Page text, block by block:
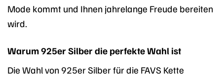
Mode kommt und Ihnen jahrelange Freude bereiten
wird.
Warum 925er Silber die perfekte Wahl ist
Die Wahl von 925er Silber für die FAVS Kette